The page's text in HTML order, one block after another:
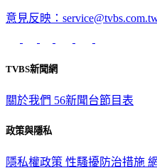
意見反映：
TVBS新聞網
關於我們 56新聞台節目表
政策與隱私
隱私權政策 性騷擾防治措施